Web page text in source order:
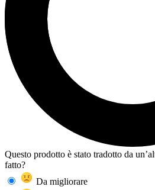
Questo prodotto è stato tradotto da
fatto?
Da migliorare